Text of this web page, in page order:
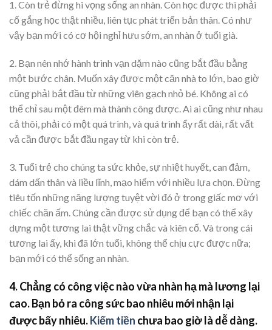
1. Còn trẻ đừng hi vọng sống an nhàn. Còn học được thì phải
cố gắng học thật nhiều, liên tục phát triển bản thân. Có như
vậy bạn mới có cơ hội nghỉ hưu sớm, an nhàn ở tuổi già.
2. Bạn nên nhớ hành trình vạn dặm nào cũng bắt đầu bằng
một bước chân. Muốn xây được một căn nhà to lớn, bao giờ
cũng phải bắt đầu từ những viên gạch nhỏ bé. Không ai có
thể chỉ sau một đêm mà thành công được. Ai ai cũng như nhau
cả thôi, phải có một quá trình, và quá trình ấy rất dài, rất vất
vả cần được bắt đầu ngay từ khi còn trẻ.
3. Tuổi trẻ cho chúng ta sức khỏe, sự nhiệt huyết, can đảm,
dám dấn thân và liều lĩnh, mạo hiểm với nhiều lựa chọn. Đừng
tiêu tốn những năng lượng tuyệt vời đó ở trong giấc mơ với
chiếc chăn ấm. Chúng cần được sử dụng để bạn có thể xây
dựng một tương lai thật vững chắc và kiên cố. Và trong cái
tương lai ấy, khi đã lớn tuổi, không thể chịu cực được nữa;
bạn mới có thể sống an nhàn.
4. Chẳng có công việc nào vừa nhàn hạ mà lương lại
cao. Bạn bỏ ra công sức bao nhiêu mới nhận lại
được bấy nhiêu.Kiếm tiền chưa bao giờ là dễ dàng.